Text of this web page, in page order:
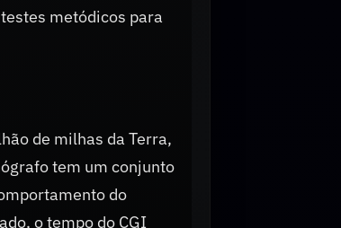
metódicos para
de milhas da Terra,
tem um conjunto
do
o tempo do CGI